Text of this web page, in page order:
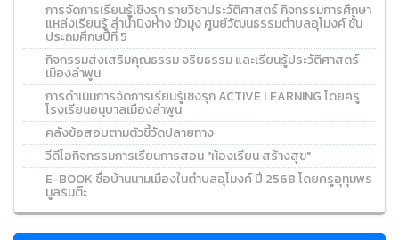
การจัดการเรียนรู้เชิงรุก รายวิชาประวัติศาสตร์ กิจกรรมการศึกษา
แหล่งเรียนรู้ ลำน้ำปิงห่าง ขัวมุง ศูนย์วัฒนธรรมตำบลอุโมงค์ ชั้น
ประถมศึกษปีที่ 5
กิจกรรมส่งเสริมคุณธรรม จริยธรรม และเรียนรู้ประวัติศาสตร์
เมืองลำพูน
การดำเนินการจัดการเรียนรู้เชิงรุก ACTIVE LEARNING โดยครู
โรงเรียนอนุบาลเมืองลำพูน
คลังข้อสอบตามตัวชี้วัดปลายทาง
วีดีโอกิจกรรมการเรียนการสอน "ห้องเรียน สร้างสุข"
E-BOOK ชื่อบ้านนามเมืองในตำบลอุโมงค์ ปี 2568 โดยครูอุทุมพร
มูลรินต๊ะ